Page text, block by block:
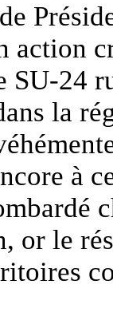
action
SU-24
la
à
or le